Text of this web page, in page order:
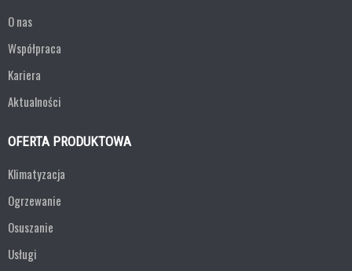
O nas
Współpraca
Kariera
Aktualności
OFERTA PRODUKTOWA
Klimatyzacja
Ogrzewanie
Osuszanie
Usługi